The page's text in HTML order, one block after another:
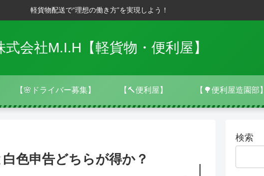
軽貨物配送で“理想の働き方”を実現しよう！
式会社M.I.H【軽貨物・便利屋】
【🌸ドライバー募集】 【🔨便利屋】 【🌳便利屋造園部】
色申告どちらが得か？
検索